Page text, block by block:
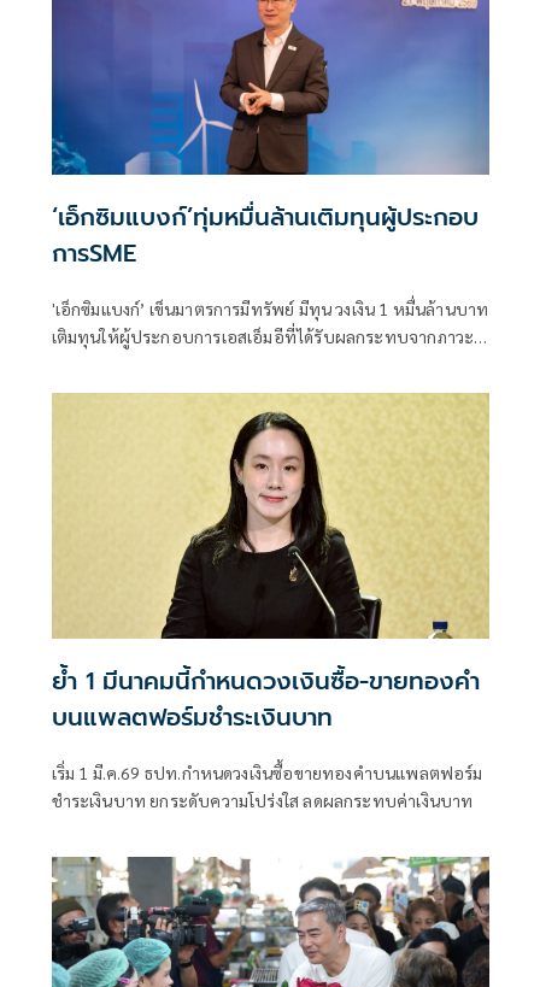
‘เอ็กซิมแบงก์’ทุ่มหมื่นล้านเติมทุนผู้ประกอบ
การSME
'เอ็กซิมแบงก์’ เข็นมาตรการมีทรัพย์ มีทุน วงเงิน 1 หมื่นล้านบาท
เติมทุนให้ผู้ประกอบการเอสเอ็มอีที่ได้รับผลกระทบจากภาวะ
ย้ำ 1 มีนาคมนี้กำหนดวงเงินซื้อ-ขายทองคำ
บนแพลตฟอร์มชำระเงินบาท
เริ่ม 1 มี.ค.69 ธปท.กำหนดวงเงินซื้อขายทองคำบนแพลตฟอร์ม
ชำระเงินบาท ยกระดับความโปร่งใส ลดผลกระทบค่าเงินบาท